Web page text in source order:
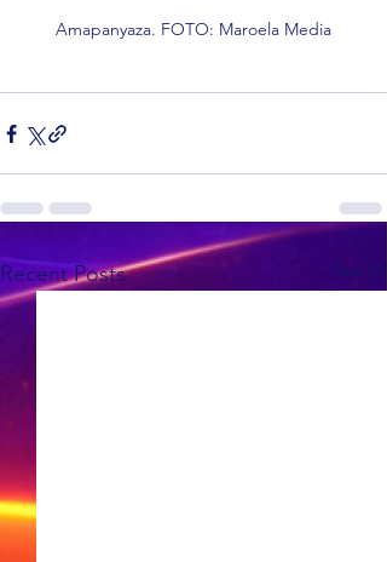
Amapanyaza. FOTO: Maroela Media
Recent Posts See All